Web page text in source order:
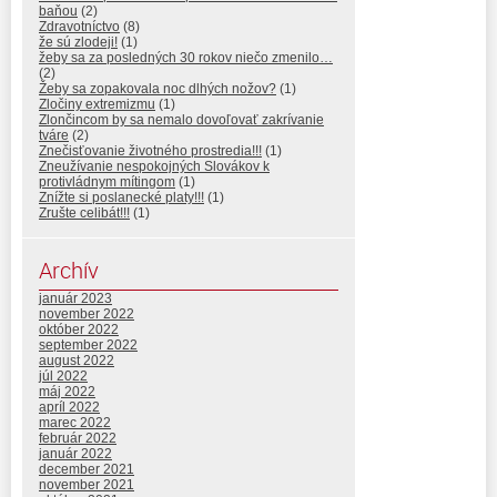
baňou (2)
Zdravotníctvo (8)
že sú zlodeji! (1)
žeby sa za posledných 30 rokov niečo zmenilo…
(2)
Žeby sa zopakovala noc dlhých nožov? (1)
Zločiny extremizmu (1)
Zlončincom by sa nemalo dovoľovať zakrívanie
tváre (2)
Znečisťovanie životného prostredia!!! (1)
Zneužívanie nespokojných Slovákov k
protivládnym mítingom (1)
Znížte si poslanecké platy!!! (1)
Zrušte celibát!!! (1)
Archív
január 2023
november 2022
október 2022
september 2022
august 2022
júl 2022
máj 2022
apríl 2022
marec 2022
február 2022
január 2022
december 2021
november 2021